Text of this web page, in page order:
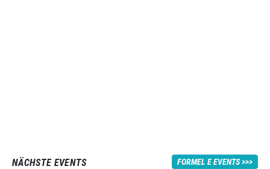
NÄCHSTE EVENTS FORMEL E EVENTS